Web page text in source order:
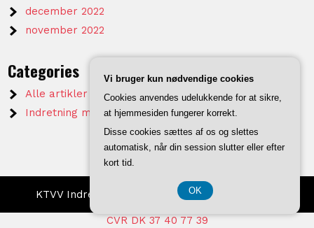
december 2022
november 2022
Categories
Alle artikler på KTVV
Indretning mm.
KTVV Indretning 2026 . Powered by WordPress
CVR DK 37 40 77 39
Vi bruger kun nødvendige cookies
Cookies anvendes udelukkende for at sikre,
at hjemmesiden fungerer korrekt.
Disse cookies sættes af os og slettes
automatisk, når din session slutter eller efter
kort tid.
OK